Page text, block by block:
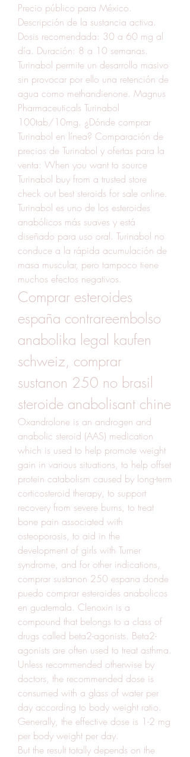
Precio público para México.
Descripción de la sustancia activa.
Dosis recomendada: 30 a 60 mg al
día. Duración: 8 a 10 semanas.
Turinabol permite un desarrollo masivo
sin provocar por ello una retención de
agua como methandienone. Magnus
Pharmaceuticals Turinabol
100tab/10mg. ¿Dónde comprar
Turinabol en línea? Comparación de
precios de Turinabol y ofertas para la
venta: When you want to source
Turinabol buy from a trusted store
check out best steroids for sale online.
Turinabol es uno de los esteroides
anabólicos más suaves y está
diseñado para uso oral. Turinabol no
conduce a la rápida acumulación de
masa muscular, pero tampoco tiene
muchos efectos negativos.
Comprar esteroides
españa contrareembolso
anabolika legal kaufen
schweiz, comprar
sustanon 250 no brasil
steroide anabolisant chine
Oxandrolone is an androgen and
anabolic steroid (AAS) medication
which is used to help promote weight
gain in various situations, to help offset
protein catabolism caused by long-term
corticosteroid therapy, to support
recovery from severe burns, to treat
bone pain associated with
osteoporosis, to aid in the
development of girls with Turner
syndrome, and for other indications,
comprar sustanon 250 espana donde
puedo comprar esteroides anabolicos
en guatemala. Clenoxin is a
compound that belongs to a class of
drugs called beta2-agonists. Beta2-
agonists are often used to treat asthma.
Unless recommended otherwise by
doctors, the recommended dose is
consumed with a glass of water per
day according to body weight ratio.
Generally, the effective dose is 1-2 mg
per body weight per day.
But the result totally depends on the